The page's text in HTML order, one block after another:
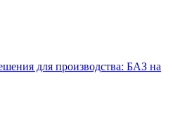
для производства: БАЗ на